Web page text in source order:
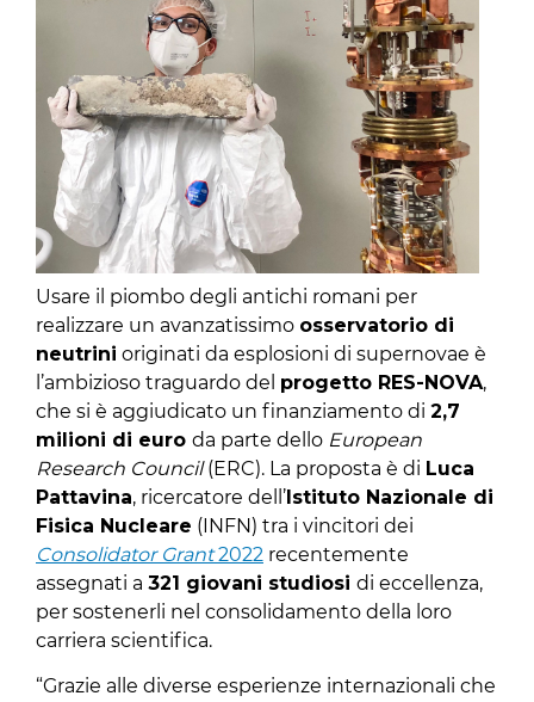
Usare il piombo degli antichi romani per
realizzare un avanzatissimo osservatorio di
neutrini originati da esplosioni di supernovae è
l’ambizioso traguardo del progetto RES-NOVA,
che si è aggiudicato un finanziamento di 2,7
milioni di euro da parte dello European
Research Council(ERC). La proposta è di Luca
Pattavina, ricercatore dell’Istituto Nazionale di
Fisica Nucleare (INFN) tra i vincitori dei
Consolidator Grant2022 recentemente
assegnati a 321 giovani studiosi di eccellenza,
per sostenerli nel consolidamento della loro
carriera scientifica.
“Grazie alle diverse esperienze internazionali che